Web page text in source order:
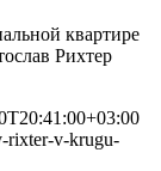
квартире
Рихтер
rixter-v-krugu-